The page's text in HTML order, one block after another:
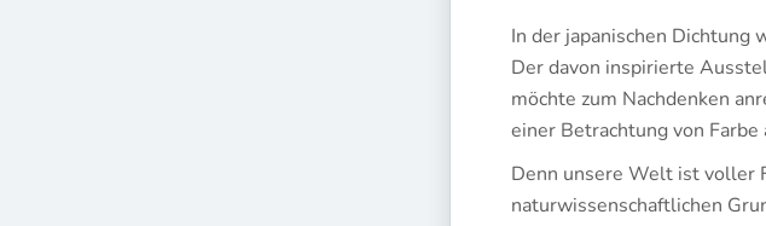
In der japanischen Dichtung
Der davon inspirierte
möchte zum Nachdenken
einer Betrachtung von
Denn unsere Welt ist voller
naturwissenschaftlichen